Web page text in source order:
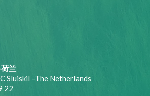
兰
Sluiskil –The Netherlands
22